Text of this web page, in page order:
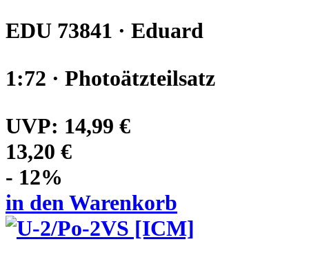
EDU 73841 · Eduard
1:72 · Photoätzteilsatz
UVP: 14,99 €
13,20 €
- 12%
in den Warenkorb